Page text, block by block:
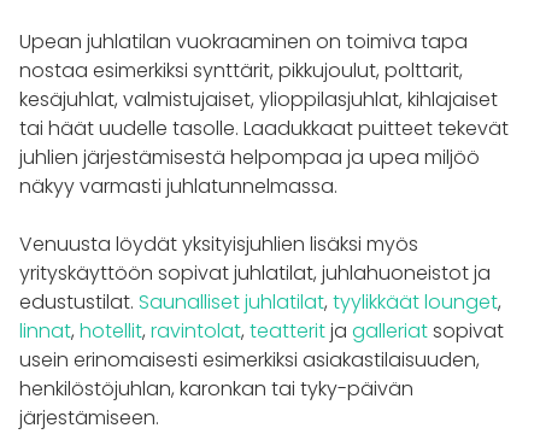
Upean juhlatilan vuokraaminen on toimiva tapa
nostaa esimerkiksi synttärit, pikkujoulut, polttarit,
kesäjuhlat, valmistujaiset, ylioppilasjuhlat, kihlajaiset
tai häät uudelle tasolle. Laadukkaat puitteet tekevät
juhlien järjestämisestä helpompaa ja upea miljöö
näkyy varmasti juhlatunnelmassa.
Venuusta löydät yksityisjuhlien lisäksi myös
yrityskäyttöön sopivat juhlatilat, juhlahuoneistot ja
edustustilat. Saunalliset juhlatilat, tyylikkäät lounget,
linnat, hotellit, ravintolat, teatteritja galleriatsopivat
usein erinomaisesti esimerkiksi asiakastilaisuuden,
henkilöstöjuhlan, karonkan tai tyky-päivän
järjestämiseen.